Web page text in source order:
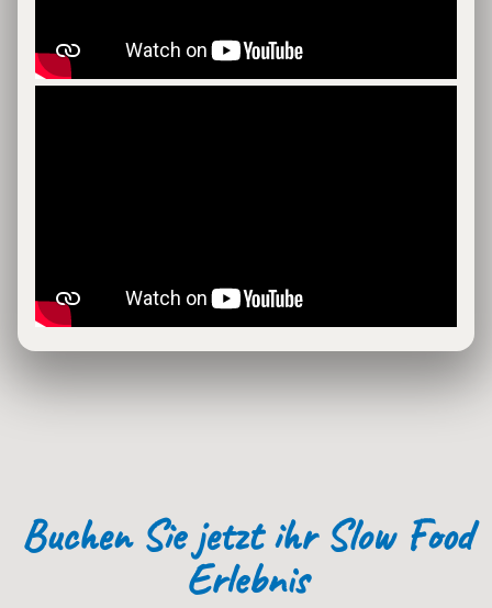
Buchen Sie jetzt ihr Slow Food
Erlebnis